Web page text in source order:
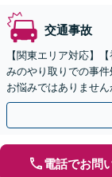
交通事故
【関東エリア対応】
みのやり取りでの事
お悩みではありませ
遺障害等級認定など
電話でお問